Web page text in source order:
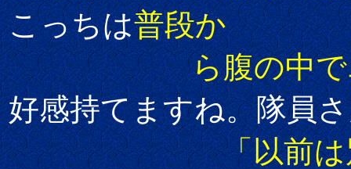
こっちは普段か
ら腹の中でエロ
好感持てますね。隊員
「以前